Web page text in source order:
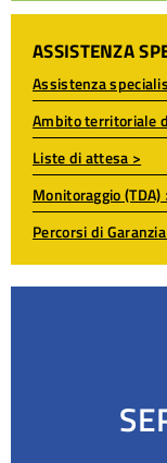
ASSISTENZA
Assistenza
Ambito territoriale
Liste di attesa >
Monitoraggio (TDA)
Percorsi di